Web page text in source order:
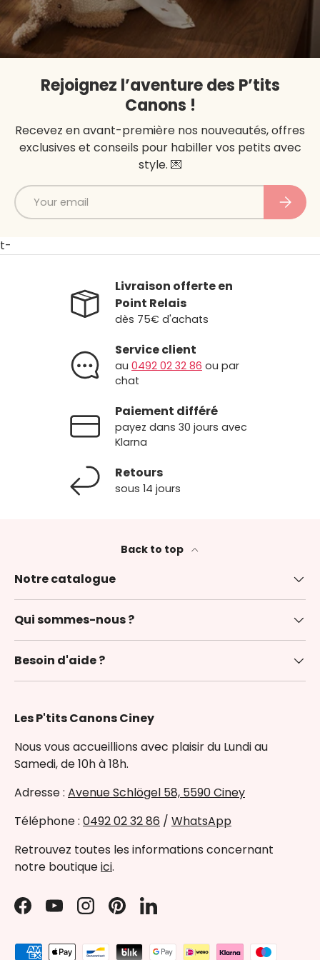
Rejoignez l’aventure des P’tits
Canons !
Recevez en avant-première nos nouveautés, offres
exclusives et conseils pour habiller vos petits avec
style. 💌
Email
t-
Livraison offerte en
Point Relais
dès 75€ d'achats
Service client
au 0492 02 32 86 ou par
chat
Paiement différé
payez dans 30 jours avec
Klarna
Retours
sous 14 jours
Back to top
Notre catalogue
Qui sommes-nous ?
Besoin d'aide ?
Les P'tits Canons Ciney
Nous vous accueillions avec plaisir du Lundi au
Samedi, de 10h à 18h.
Adresse : Avenue Schlögel 58, 5590 Ciney
Téléphone : 0492 02 32 86 / WhatsApp
Retrouvez toutes les informations concernant
notre boutiqueici.
Facebook
YouTubeInstagram
PinterestLinkedIn
Payment methods accepted